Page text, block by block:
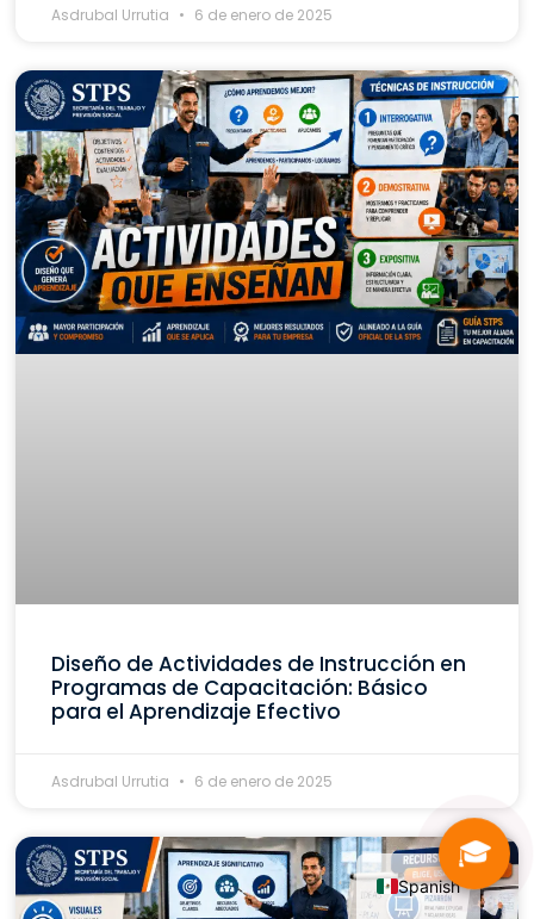
Asdrubal Urrutia 6 de enero de 2025
Diseño de Actividades de Instrucción en
Programas de Capacitación: Básico
para el Aprendizaje Efectivo
Asdrubal Urrutia 6 de enero de 2025
🎓
Spanish